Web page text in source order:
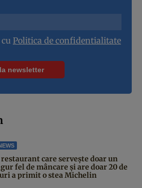
Politica de confidentialitate
restaurant care servește doar un
fel de mâncare și are doar 20 de
a primit o stea Michelin